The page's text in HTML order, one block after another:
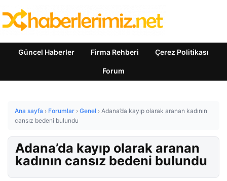
Güncel Haberler Firma Rehberi Çerez Politikası
Forum
Ana sayfa › Forumlar › Genel › Adana’da kayıp olarak aranan kadının
cansız bedeni bulundu
Adana’da kayıp olarak aranan
kadının cansız bedeni bulundu